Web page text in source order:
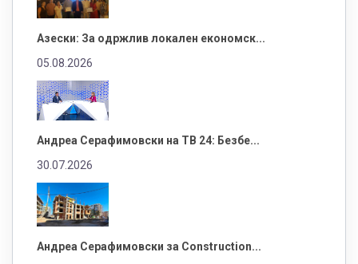
Азески: За одржлив локален економск...
05.08.2026
Андреа Серафимовски на ТВ 24: Безбе...
30.07.2026
Андреа Серафимовски за Construction...